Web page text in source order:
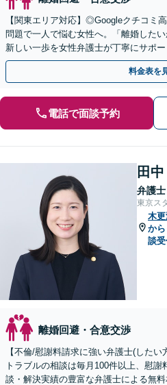
【関東エリア対応】◎Googleクチコミ
問題で一人で悩む女性へ。「離婚した
新しい一歩を女性弁護士が丁寧にサポ
ま連れOK】【新鎌ケ谷駅5分】
料金表を
電話で面談予約
田
弁護士
東京ス
木
か
談
離婚回避・合意交渉
【不倫/慰謝料請求に強い弁護士(した
トラブルの相談は毎月100件以上、慰
談・解決実績の豊富な弁護士による無